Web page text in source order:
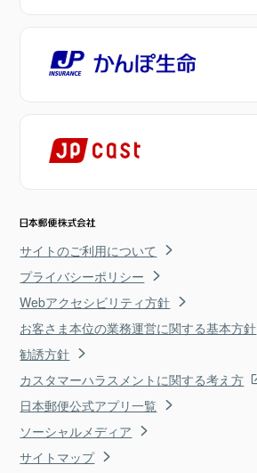
サイトのご利用について
プライバシーポリシー
Webアクセシビリティ方針
お客さま本位の業務運営に関する基本方針
勧誘方針
カスタマーハラスメントに関する考え方
日本郵便公式アプリ一覧
ソーシャルメディア
サイトマップ